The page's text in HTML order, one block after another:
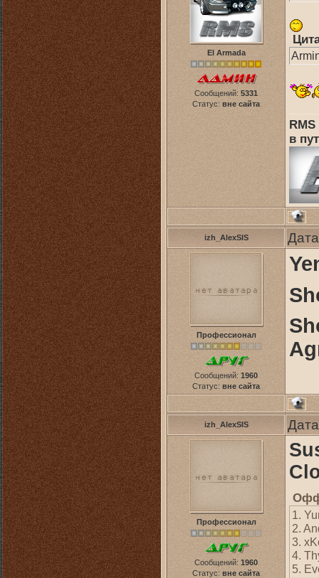
El Armada
Сообщений: 5331
Статус: вне сайта
в
izh_AlexSIS
Профессионал
Сообщений: 1960
Статус: вне сайта
izh_AlexSIS
Профессионал
Сообщений: 1960
Статус: вне сайта
1.
2.
3.
4.
5.